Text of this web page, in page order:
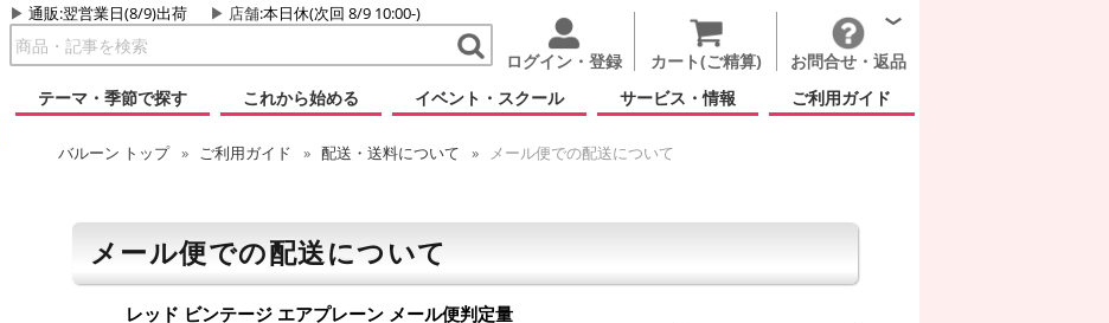
通販:翌営業日(8/9)出荷 店舗:本日休(次回 8/9 10:00-)
ログイン・登録 カート(ご精算)
お問合せ・返品
テーマ・季節で探す
これから始める イベント・スクール サービス・情報 ご利用ガイド
バルーン トップ ご利用ガイド 配送・送料について メール便での配送について
メール便での配送について
レッド ビンテージ エアプレーン メール便判定量